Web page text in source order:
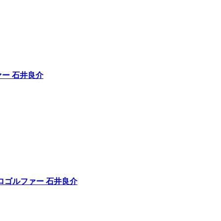
石井良介
ゴルファー 石井良介